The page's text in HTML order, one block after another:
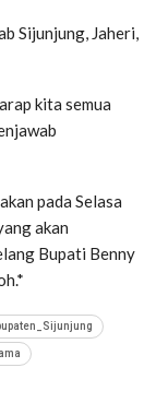
Sijunjung, Jaheri,
kita semua
pada Selasa
akan
Bupati Benny